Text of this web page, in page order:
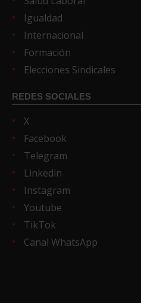
Igualdad
Internacional
Formación
Elecciones Sindicales
REDES SOCIALES
X
Facebook
Telegram
Linkedin
Instagram
Youtube
TikTok
Canal WhatsApp